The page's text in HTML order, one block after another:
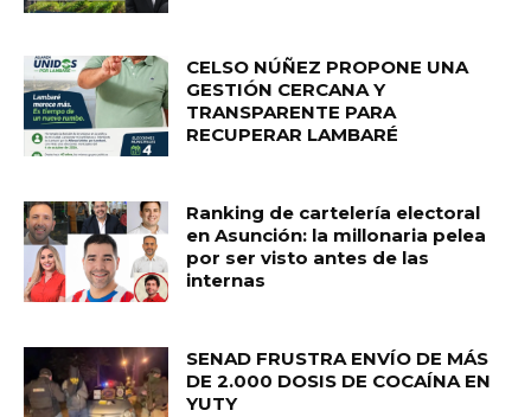
CELSO NÚÑEZ PROPONE UNA
GESTIÓN CERCANA Y
TRANSPARENTE PARA
RECUPERAR LAMBARÉ
Ranking de cartelería electoral
en Asunción: la millonaria pelea
por ser visto antes de las
internas
SENAD FRUSTRA ENVÍO DE MÁS
DE 2.000 DOSIS DE COCAÍNA EN
YUTY